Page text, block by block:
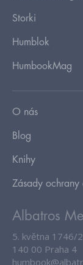
Storki
Humblok
HumbookMag
O nás
Blog
Knihy
Zásady ochrany
Albatros
5. května 1746/
140 00 Praha 4